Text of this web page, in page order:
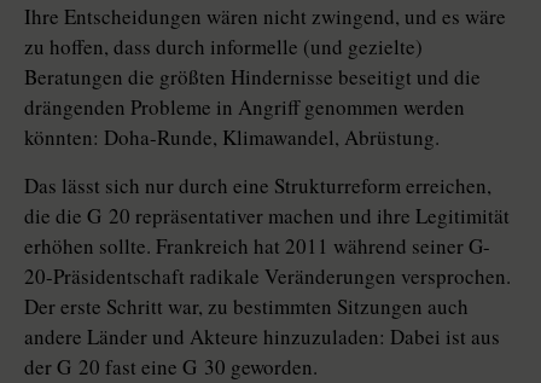
Ihre Entscheidungen wären nicht zwingend, und es wäre
zu hoffen, dass durch informelle (und gezielte)
Beratungen die größten Hindernisse beseitigt und die
drängenden Probleme in Angriff genommen werden
könnten: Doha-Runde, Klimawandel, Abrüstung.
Das lässt sich nur durch eine Strukturreform erreichen,
die die G 20 repräsentativer machen und ihre Legitimität
erhöhen sollte. Frankreich hat 2011 während seiner G-
20-Präsidentschaft radikale Veränderungen versprochen.
Der erste Schritt war, zu bestimmten Sitzungen auch
andere Länder und Akteure hinzuzuladen: Dabei ist aus
der G 20 fast eine G 30 geworden.